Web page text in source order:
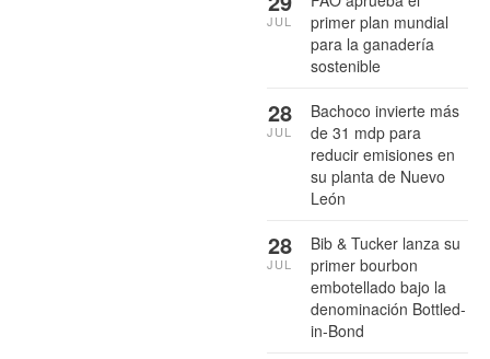
primer plan mundial
para la ganadería
sostenible
JUL
Bachoco invierte más
de 31 mdp para
reducir emisiones en
su planta de Nuevo
León
28
JUL
Bib & Tucker lanza su
primer bourbon
embotellado bajo la
denominación Bottled-
in-Bond
28
JUL